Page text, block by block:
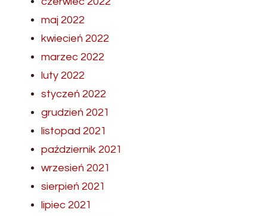
maj 2022
kwiecień 2022
marzec 2022
luty 2022
styczeń 2022
grudzień 2021
listopad 2021
październik 2021
wrzesień 2021
sierpień 2021
lipiec 2021